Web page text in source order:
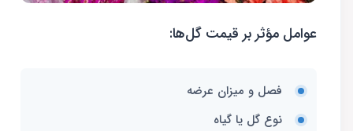
عوامل مؤثر بر قیمت گل‌ها:
فصل و میزان عرضه
نوع گل یا گیاه